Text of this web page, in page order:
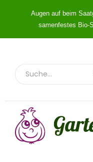
Augen auf beim
samenfestes Bio-